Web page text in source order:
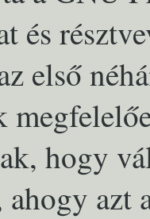
és
első
hogy
azt